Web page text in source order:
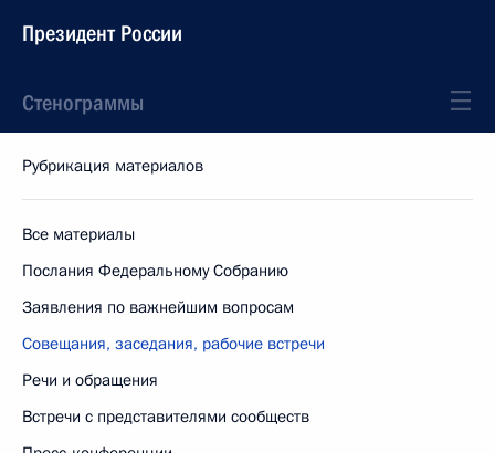
Президент России
Стенограммы
Рубрикация материалов
Все материалы
Послания Федеральному Собранию
Заявления по важнейшим вопросам
Совещания, заседания, рабочие встречи
Речи и обращения
Встречи с представителями сообществ